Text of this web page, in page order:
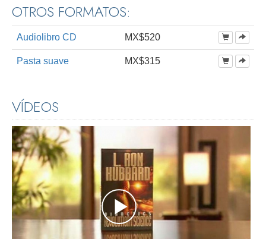
OTROS FORMATOS:
Audiolibro CD MX$520
Pasta suave MX$315
VÍDEOS